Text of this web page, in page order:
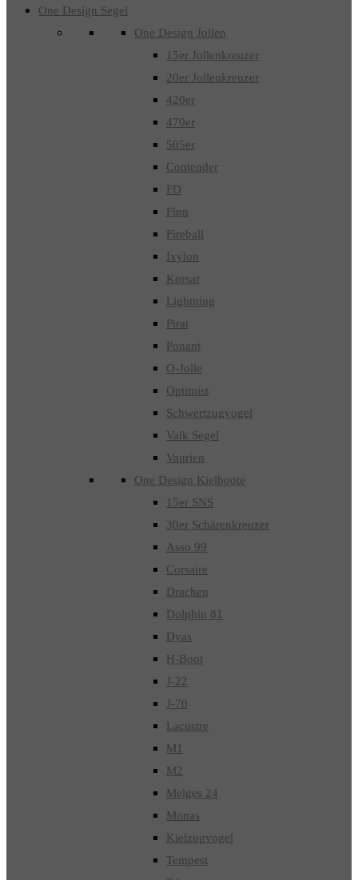
One Design Segel
One Design Jollen
15er Jollenkreuzer
20er Jollenkreuzer
420er
470er
505er
Contender
FD
Finn
Fireball
Ixylon
Korsar
Lightning
Pirat
Ponant
O-Jolle
Optimist
Schwertzugvogel
Valk Segel
Vaurien
One Design Kielboote
15er SNS
30er Schärenkreuzer
Asso 99
Corsaire
Drachen
Dolphin 81
Dyas
H-Boot
J-22
J-70
Lacustre
M1
M2
Melges 24
Monas
Kielzugvogel
Tempest